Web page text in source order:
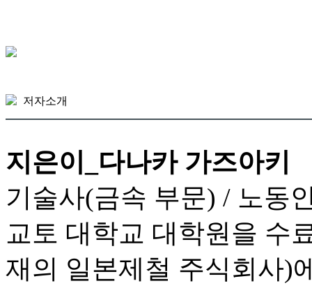
저자소개
지은이_다나카 가즈아키
기술사(금속 부문) / 노동
교토 대학교 대학원을 수
재의 일본제철 주식회사)